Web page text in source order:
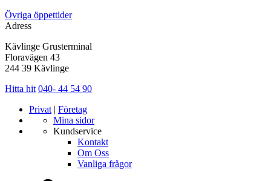
Övriga öppettider
Adress
Kävlinge Grusterminal
Floravägen 43
244 39 Kävlinge
Hitta hit 040- 44 54 90
Privat | Företag
Mina sidor
Kundservice
Kontakt
Om Oss
Vanliga frågor